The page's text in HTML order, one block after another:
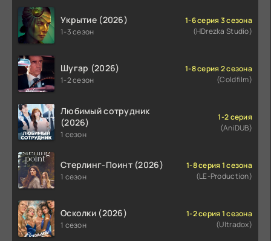
Укрытие (2026)
1-3 сезон
1-6 серия 3 сезона
(HDrezka Studio)
Шугар (2026)
1-2 сезон
1-8 серия 2 сезона
(Coldfilm)
Любимый сотрудник
(2026)
1 сезон
1-2 серия
(AniDUB)
Стерлинг-Поинт (2026)
1 сезон
1-8 серия 1 сезона
(LE-Production)
Осколки (2026)
1 сезон
1-2 серия 1 сезона
(Ultradox)